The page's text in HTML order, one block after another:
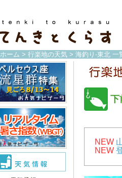
ホーム > 行楽地の天気 > 海釣り-東北 一
下
NEW
NEW